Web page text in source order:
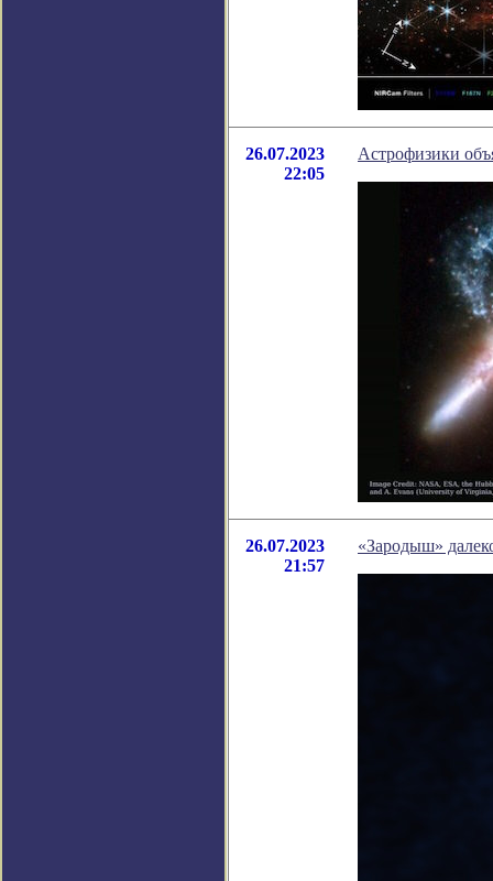
26.07.2023
22:05
Астрофизики
26.07.2023
21:57
«Зародыш»